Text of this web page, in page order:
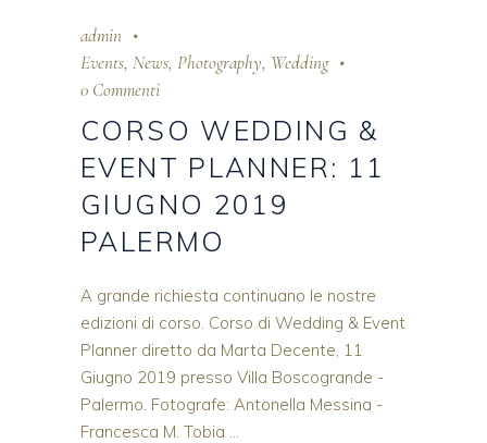
admin
Events, News, Photography, Wedding
0 Commenti
CORSO WEDDING &
EVENT PLANNER: 11
GIUGNO 2019
PALERMO
A grande richiesta continuano le nostre
edizioni di corso. Corso di Wedding & Event
Planner diretto da Marta Decente, 11
Giugno 2019 presso Villa Boscogrande -
Palermo. Fotografe: Antonella Messina -
Francesca M. Tobia